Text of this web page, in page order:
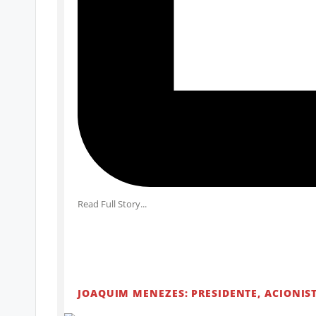
Read Full Story...
JOAQUIM MENEZES: PRESIDENTE,